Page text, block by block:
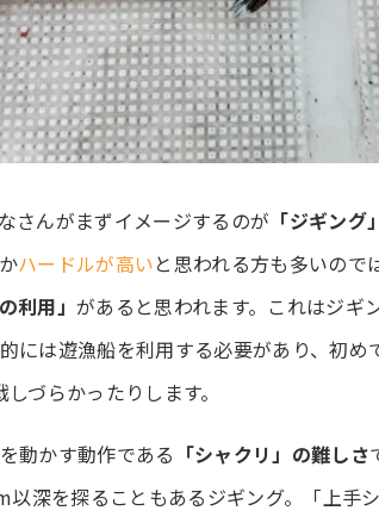
さんがまずイメージするのが 「ジギング」
ハードルが高いと思われる方も多いので
利用」があると思われます。これはジギ
には遊漁船を利用する必要があり、初め
づらかったりします。
動かす動作である 「シャクリ」の難しさ
深を探ることもあるジギング。「上手